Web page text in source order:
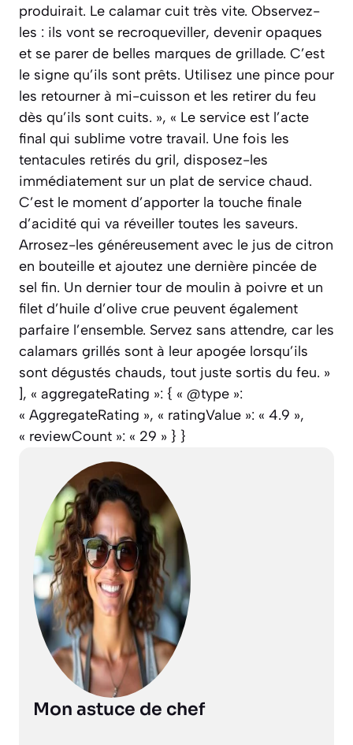
produirait. Le calamar cuit très vite. Observez-
les : ils vont se recroqueviller, devenir opaques
et se parer de belles marques de grillade. C’est
le signe qu’ils sont prêts. Utilisez une pince pour
les retourner à mi-cuisson et les retirer du feu
dès qu’ils sont cuits. », « Le service est l’acte
final qui sublime votre travail. Une fois les
tentacules retirés du gril, disposez-les
immédiatement sur un plat de service chaud.
C’est le moment d’apporter la touche finale
d’acidité qui va réveiller toutes les saveurs.
Arrosez-les généreusement avec le jus de citron
en bouteille et ajoutez une dernière pincée de
sel fin. Un dernier tour de moulin à poivre et un
filet d’huile d’olive crue peuvent également
parfaire l’ensemble. Servez sans attendre, car les
calamars grillés sont à leur apogée lorsqu’ils
sont dégustés chauds, tout juste sortis du feu. »
], « aggregateRating »: { « @type »:
« AggregateRating », « ratingValue »: « 4.9 »,
« reviewCount »: « 29 » } }
Mon astuce de chef